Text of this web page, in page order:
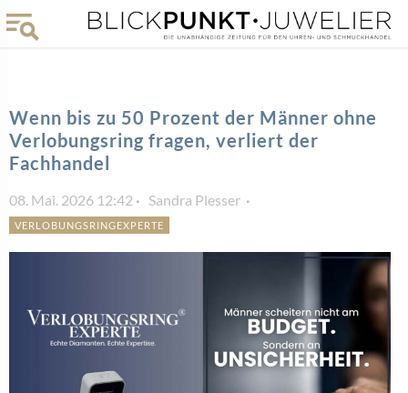
Wenn bis zu 50 Prozent der Männer ohne
Verlobungsring fragen, verliert der
Fachhandel
08. Mai. 2026 12:42 Sandra Plesser
VERLOBUNGSRINGEXPERTE